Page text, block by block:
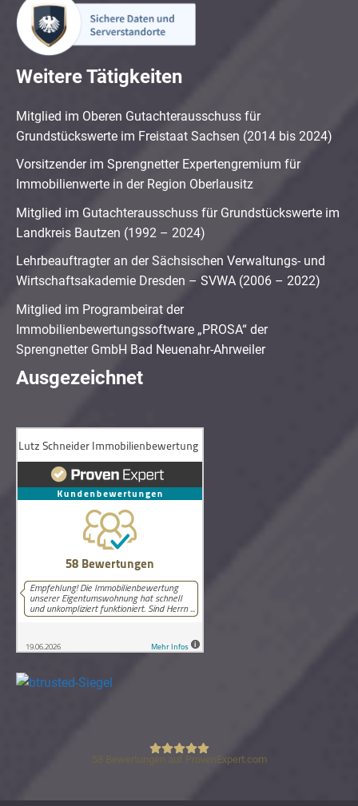
Weitere Tätigkeiten
Mitglied im Oberen Gutachterausschuss für
Grundstückswerte im Freistaat Sachsen (2014 bis 2024)
Vorsitzender im Sprengnetter Expertengremium für
Immobilienwerte in der Region Oberlausitz
Mitglied im Gutachterausschuss für Grundstückswerte im
Landkreis Bautzen (1992 – 2024)
Lehrbeauftragter an der Sächsischen Verwaltungs- und
Wirtschaftsakademie Dresden – SVWA (2006 – 2022)
Mitglied im Programbeirat der
Immobilienbewertungssoftware „PROSA“ der
Sprengnetter GmbH Bad Neuenahr-Ahrweiler
Ausgezeichnet
Lutz Schneider Immobilienbewertung
58 Bewertungen auf ProvenExpert.com